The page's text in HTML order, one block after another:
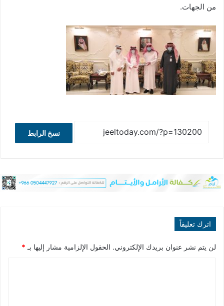
من الجهات.
نسخ الرابط
اترك تعليقاً
لن يتم نشر عنوان بريدك الإلكتروني. الحقول الإلزامية مشار إليها بـ *